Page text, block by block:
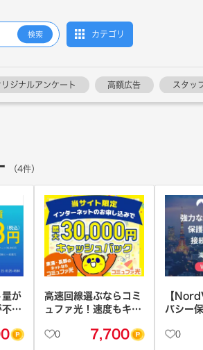
検索 カテゴリ
ジナルアンケート 高額広告 スタッ
（4件）
量が
不
高速回線選ぶならコミ
ュファ光！速度もキャ
No1！【コミュファ
0 7,700
【
バシー
0